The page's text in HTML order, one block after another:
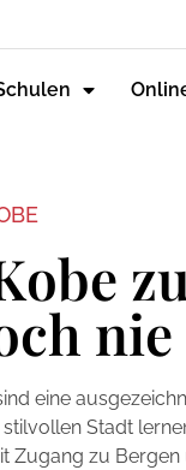
eine
Stadt
Zugang zu Bergen